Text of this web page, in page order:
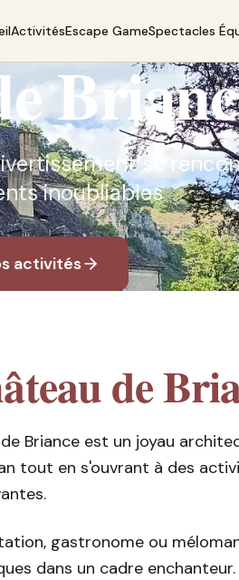
ActivitésEscape GameSpectacles
se
inoubliables
activités
de
Briance est un joyau
tout en s'ouvrant à des
gastronome ou
dans un cadre enchanteur.